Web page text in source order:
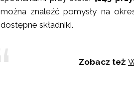
można znaleźć pomysły na
dostępne składniki.
Zobacz też: